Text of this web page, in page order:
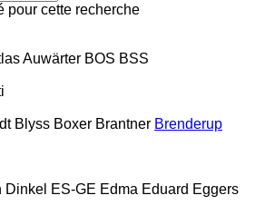
pour cette recherche
Auwärter BOS BSS
Blyss Boxer Brantner Brenderup
Dinkel ES-GE Edma Eduard Eggers